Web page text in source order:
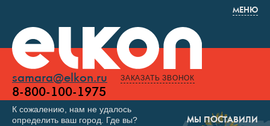
МЕНЮ
samara@elkon.ru
8-800-100-1975
ЗАКАЗАТЬ ЗВОНОК
МЫ ПОСТАВИЛИ
К сожалению, нам не удалось
определить ваш город. Где вы?